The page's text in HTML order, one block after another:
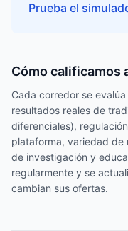
Prueba el
Cómo calificamos
Cada corredor se
resultados reales de
diferenciales),
plataforma, variedad
de investigación y
regularmente y se
cambian sus ofertas.